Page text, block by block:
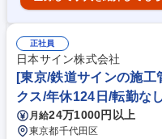
正社員
日本サイン株式会社
[東京/鉄道サインの施工
クス/年休124日/転勤な
月給24万1000円以上
東京都千代田区